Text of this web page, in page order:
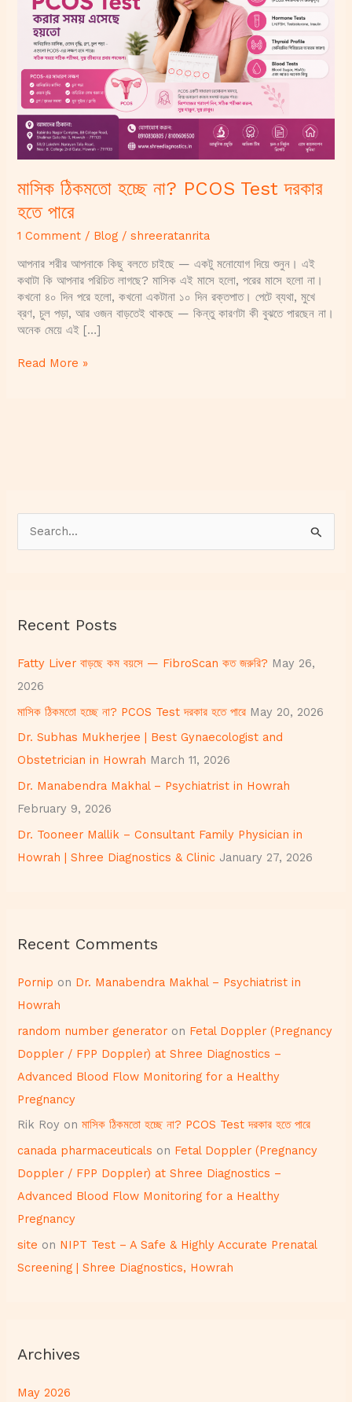
মাসিক ঠিকমতো হচ্ছে না? PCOS Test দরকার
হতে পারে
1 Comment / Blog /shreeratanrita
আপনার শরীর আপনাকে কিছু বলতে চাইছে — একটু মনোযোগ দিয়ে শুনুন। এই
কথাটা কি আপনার পরিচিত লাগছে? মাসিক এই মাসে হলো, পরের মাসে হলো না।
কখনো ৪০ দিন পরে হলো, কখনো একটানা ১০ দিন রক্তপাত। পেটে ব্যথা, মুখে
ব্রণ, চুল পড়া, আর ওজন বাড়তেই থাকছে — কিন্তু কারণটা কী বুঝতে পারছেন না।
অনেক মেয়ে এই […]
PCOS
Test
দরকার
হতে
পারে
Read More »
c
f
o
r
:
Recent Posts
Fatty Liver বাড়ছে কম বয়সে — FibroScan কত জরুরি? May 26,
2026
মাসিক ঠিকমতো হচ্ছে না? PCOS Test দরকার হতে পারে May 20, 2026
Dr. Subhas Mukherjee | Best Gynaecologist and
Obstetrician in Howrah March 11, 2026
Dr. Manabendra Makhal – Psychiatrist in Howrah
February 9, 2026
Dr. Tooneer Mallik – Consultant Family Physician in
Howrah | Shree Diagnostics & Clinic January 27, 2026
Recent Comments
Pornip on Dr. Manabendra Makhal – Psychiatrist in
Howrah
random number generator on Fetal Doppler (Pregnancy
Doppler / FPP Doppler) at Shree Diagnostics –
Advanced Blood Flow Monitoring for a Healthy
Pregnancy
Rik Roy onমাসিক ঠিকমতো হচ্ছে না? PCOS Test দরকার হতে পারে
canada pharmaceuticals on Fetal Doppler (Pregnancy
Doppler / FPP Doppler) at Shree Diagnostics –
Advanced Blood Flow Monitoring for a Healthy
Pregnancy
site on NIPT Test – A Safe & Highly Accurate Prenatal
Screening | Shree Diagnostics, Howrah
Archives
May 2026